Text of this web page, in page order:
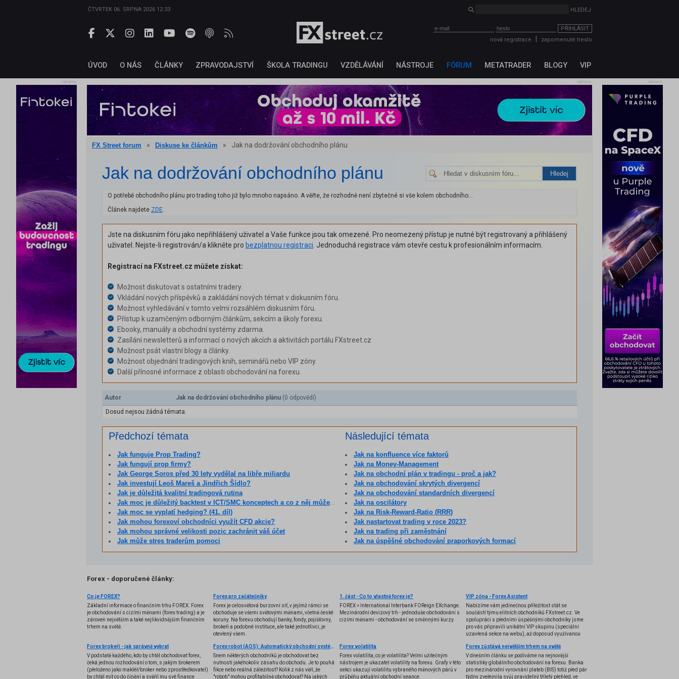
ČTVRTEK 06. SRPNA 2026 12:33
PŘIHLÁSIT
nová registrace
zapomenuté heslo
ÚVOD O NÁS ČLÁNKY ZPRAVODAJSTVÍ ŠKOLA TRADINGU VZDĚLÁVÁNÍ NÁSTROJE FÓRUM METATRADER BLOGY VIP
reklama reklama
reklama
FX Street forum » Diskuse ke článkům » Jak na dodržování obchodního plánu
Hledej
Jak na dodržování obchodního plánu
O potřebě obchodního plánu pro trading toho již bylo mnoho napsáno. A věřte, že rozhodně není zbytečné si vše kolem obchodního...
Článek najdete ZDE.
Jste na diskusním fóru jako nepřihlášený uživatel a Vaše funkce jsou tak omezené. Pro neomezený přístup je nutné být registrovaný a přihlášený
uživatel. Nejste-li registrován/a klikněte pro bezplatnou registraci. Jednoduchá registrace vám otevře cestu k profesionálním informacím.
Registrací na FXstreet.cz můžete získat:
Možnost diskutovat s ostatními tradery.
Vkládání nových příspěvků a zakládání nových témat v diskusním fóru.
Možnost vyhledávání v tomto velmi rozsáhlém diskusním fóru.
Přístup k uzamčeným odborným článkům, sekcím a školy forexu.
Ebooky, manuály a obchodní systémy zdarma.
Zasílání newsletterů a informací o nových akcích a aktivitách portálu FXstreet.cz
Možnost psát vlastní blogy a články.
Možnost objednání tradingových knih, seminářů nebo VIP zóny.
Další přínosné informace z oblasti obchodování na forexu.
Autor Jak na dodržování obchodního plánu (0 odpovědí)
Dosud nejsou žádná témata.
Předchozí témata
Jak funguje Prop Trading?
Jak fungují prop firmy?
Jak George Soros před 30 lety vydělal na libře miliardu
Jak investují Leoš Mareš a Jindřich Šídlo?
Jak je důležitá kvalitní tradingová rutina
Jak moc je důležitý backtest v ICT/SMC konceptech a co z něj můžeme získat? (25. díl)
Jak moc se vyplatí hedging? (41. díl)
Jak mohou forexoví obchodníci využít CFD akcie?
Jak mohou správné velikosti pozic zachránit váš účet
Jak může stres traderům pomoci
Následující témata
Jak na konfluence více faktorů
Jak na Money-Management
Jak na obchodní plán v tradingu - proč a jak?
Jak na obchodování skrytých divergencí
Jak na obchodování standardních divergencí
Jak na oscilátory
Jak na Risk-Reward-Ratio (RRR)
Jak nastartovat trading v roce 2023?
Jak na trading při zaměstnání
Jak na úspěšné obchodování praporkových formací
Forex - doporučené články:
Co je FOREX?
Základní informace o finančním trhu FOREX. Forex
je obchodování s cizími měnami (forex trading) a je
zároveň největším a také nejlikvidnějším finančním
trhem na světě.
Forex pro začátečníky
Forex je celosvětová burzovní síť, v jejímž rámci se
obchoduje se všemi světovými měnami, včetně české
koruny. Na forexu obchodují banky, fondy, pojišťovny,
brokeři a podobné instituce, ale také jednotlivci, je
otevřený všem.
1. část - Co to vlastně forex je?
FOREX = International Interbank FOReign EXchange.
Mezinárodní devizový trh - jednoduše obchodování s
cizími měnami - obchodování se směnnými kurzy.
VIP zóna - Forex Asistent
Nabízíme vám jedinečnou příležitost stát se
součástí týmu elitních obchodníků FXstreet.cz. Ve
spolupráci s předními úspěšnými obchodníky jsme
pro vás připravili unikátní VIP skupinu (speciální
uzavřená sekce na webu), až doposud využívanou
exkluzivní VIP indikátory, doposud úspěšně
používané pouze k soukromým účelům. Nyní se vám
otevírá možnost stát se součástí této VIP skupiny,
díky které získáte jedinečné know-how pro
obchodování na forexu, výjimečné VIP indikátory, a
Forex brokeři - jak správně vybrat
V podstatě každého, kdo by chtěl obchodovat forex,
čeká jednou rozhodování o tom, s jakým brokerem
(přeloženo jako makléř/broker nebo zprostředkovatel)
by chtěl mít co do činění a svěřil mu své finance
Forex robot (AOS): Automatický obchodní systém
Snem některých obchodníků je obchodovat bez
nutnosti jakéhokoliv zásahu do obchodu. Je to pouhá
fikce nebo reálná záležitost? Kolik z nás věří, že
"roboti" mohou profitabilně obchodovat? Na jakých
Forex volatilita
Forex volatilita, co je volatilita? Velmi užitečným
nástrojem je ukazatel volatility na forexu. Grafy v této
sekci ukazují volatilitu vybraného měnových párů v
průběhu aktuální obchodní seance.
Forex zůstává největším trhem na světě
V dnešním článku se podíváme na nejnovější
statistiky globálního obchodování na forexu. Banka
pro mezinárodní vyrovnání plateb (BIS) totiž před pár
týdny zveřejnila svůj pravidelný tříletý přehled, ve